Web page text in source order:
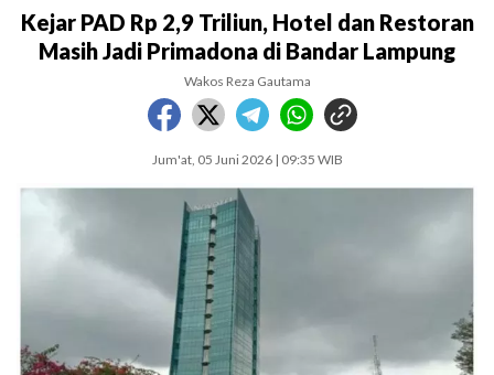
Kejar PAD Rp 2,9 Triliun, Hotel dan Restoran
Masih Jadi Primadona di Bandar Lampung
Wakos Reza Gautama
Jum'at, 05 Juni 2026 | 09:35 WIB